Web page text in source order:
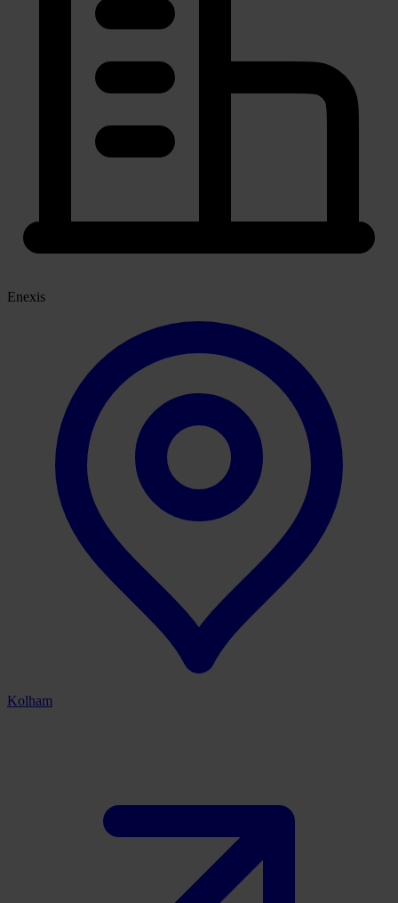
Enexis
Kolham